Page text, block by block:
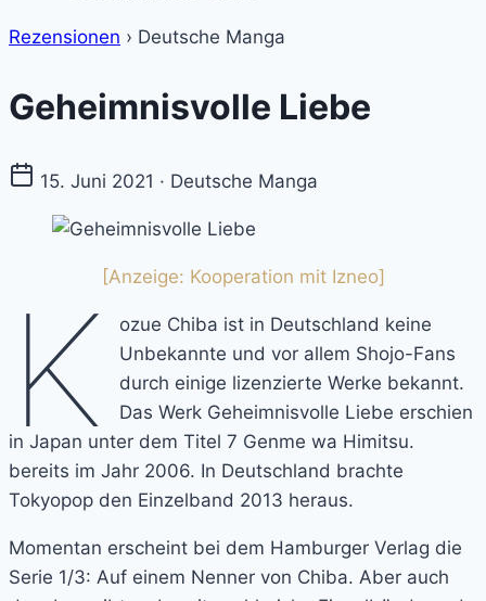
Rezensionen › Deutsche Manga
Geheimnisvolle Liebe
15. Juni 2021 · Deutsche Manga
[Anzeige: Kooperation mit Izneo]
K
ozue Chiba ist in Deutschland keine
Unbekannte und vor allem Shojo-Fans
durch einige lizenzierte Werke bekannt.
Das Werk Geheimnisvolle Liebe erschien
in Japan unter dem Titel 7 Genme wa Himitsu.
bereits im Jahr 2006. In Deutschland brachte
Tokyopop den Einzelband 2013 heraus.
Momentan erscheint bei dem Hamburger Verlag die
Serie 1/3: Auf einem Nenner von Chiba. Aber auch